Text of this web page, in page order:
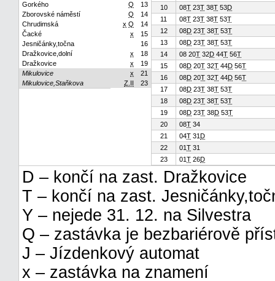
Gorkého
Q
13
Zborovské náměstí
Q
14
Chrudimská
x Q
14
Čacké
x
15
Jesničánky,točna
16
Dražkovice,dolní
x
18
Dražkovice
x
19
Mikulovice
x
21
Mikulovice,Staňkova
Z.II 23
10
08T 23T 38T 53D
11
08T 23T 38T 53T
12
08D 23T 38T 53T
13
08D 23T 38T 53T
14
08 20T 32D 44T 56T
15
08D 20T 32T 44D 56T
16
08D 20T 32T 44D 56T
17
08D 23T 38T 53T
18
08D 23T 38T 53T
19
08D 23T 38D 53T
20
08T 34
21
04T 31D
22
01T 31
23
01T 26D
D – končí na zast. Dražkovice
T – končí na zast.
Y – nejede 31. 12. na Silvestra
Q – zastávka je bezbariérově
J – Jízdenkový automat
x – zastávka na znamení